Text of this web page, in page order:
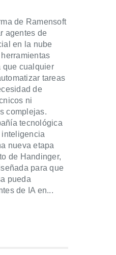
de Ramensoft
agentes de
en la nube
que cualquier
tareas
de
ni
complejas.
tecnológica
nueva etapa
de Handinger,
para que
pueda
de IA en...